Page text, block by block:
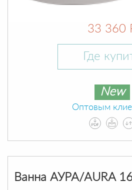
33 360
Где
New
Оптовым
Ванна АУРА/AURA